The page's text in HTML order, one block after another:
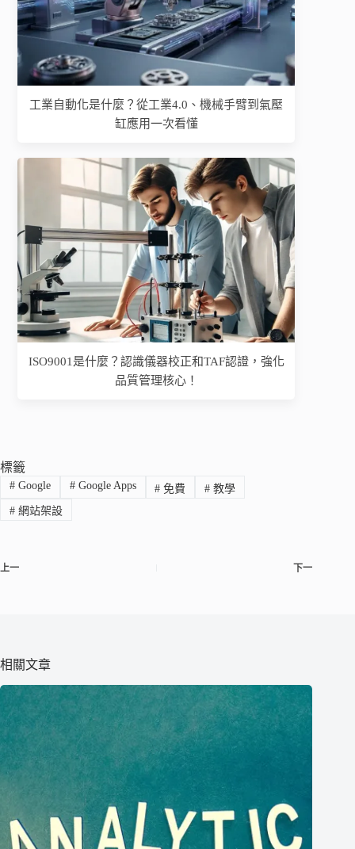
工業自動化是什麼？從工業4.0、機械手臂到氣壓
缸應用一次看懂
ISO9001是什麼？認識儀器校正和TAF認證，強化
品質管理核心！
標籤
#Google #Google Apps # 免費 # 教學
#網站架設
上一 下一
相關文章